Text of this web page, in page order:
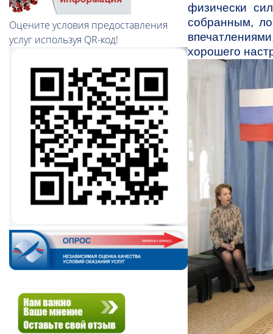
Оцените условия предоставления
услуг используя QR-код!
физически
собранным,
хорошего